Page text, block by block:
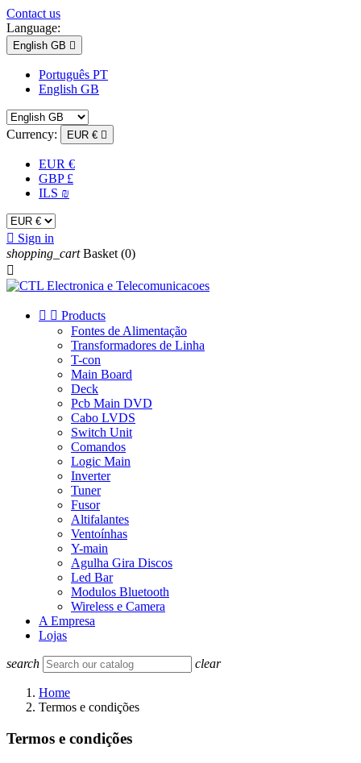
Contact us
Language:
English GB 
Português PT
English GB
Currency: EUR € 
EUR €
GBP £
ILS ₪
 Sign in
shopping_cart Basket (0)

  Products
Fontes de Alimentação
Transformadores de Linha
T-con
Main Board
Deck
Pcb Main DVD
Cabo LVDS
Switch Unit
Comandos
Logic Main
Inverter
Tuner
Fusor
Altifalantes
Ventoínhas
Y-main
Agulha Gira Discos
Led Bar
Modulos Bluetooth
Wireless e Camera
A Empresa
Lojas
search clear
Home
Termos e condições
Termos e condições